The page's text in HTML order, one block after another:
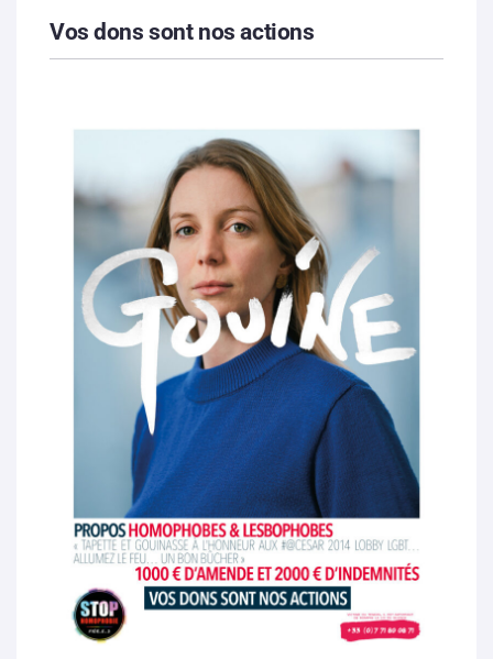
Vos dons sont nos actions